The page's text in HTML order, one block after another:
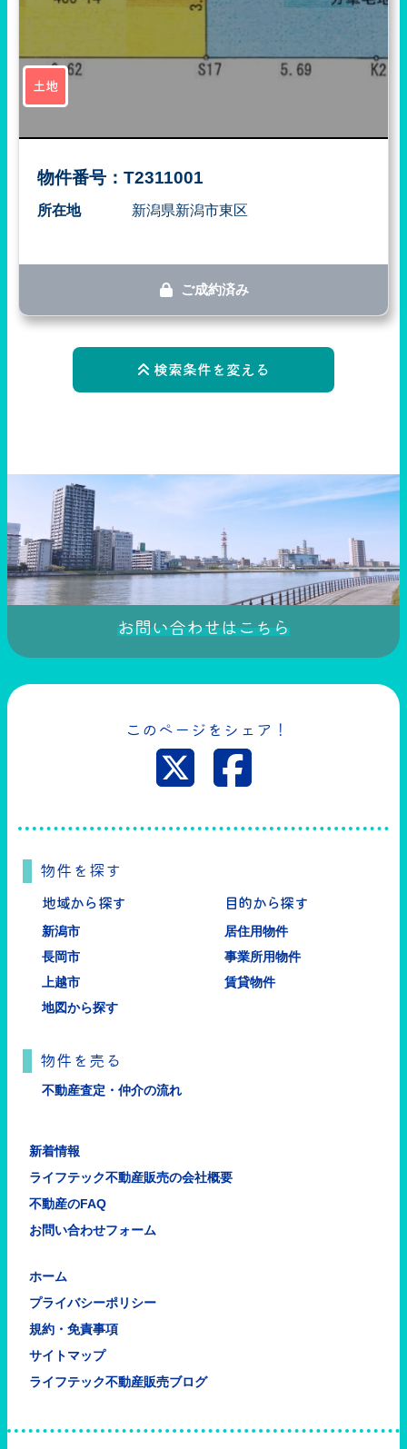
土地
物件番号：T2311001
所在地 新潟県新潟市東区
ご成約済み
検索条件を変える
お問い合わせはこちら
このページをシェア！
物件を探す
地域から探す
新潟市
長岡市
上越市
地図から探す
目的から探す
居住用物件
事業所用物件
賃貸物件
物件を売る
不動産査定・仲介の流れ
新着情報
ライフテック不動産販売の会社概要
不動産のFAQ
お問い合わせフォーム
ホーム
プライバシーポリシー
規約・免責事項
サイトマップ
ライフテック不動産販売ブログ